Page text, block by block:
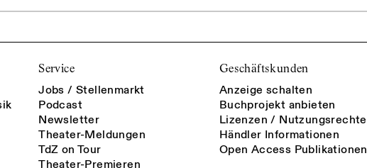
Service
Jobs / Stellenmarkt
Podcast
Newsletter
Theater-Meldungen
TdZ on Tour
Theater-Premieren
Geschäftskunden
Anzeige schalten
Buchprojekt anbieten
Lizenzen / Nutzungsrechte
Händler Informationen
Open Access Publikationen